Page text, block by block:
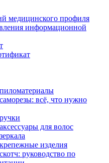
медицинского профиля
информационной
всё, что нужно
для волос
изделия
руководство по